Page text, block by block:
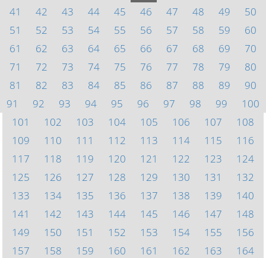
41
42 43 44 45 46 47 48 49
50
51
52 53 54 55 56 57 58 59
60
61
62 63 64 65 66 67 68 69
70
71
72 73 74 75 76 77 78 79
80
81
82 83 84 85 86 87 88 89
90
91
92 93 94 95 96 97 98 99
100
101
102 103 104 105 106 107
108
109
110 111 112 113 114 115
116
117
118 119 120 121 122 123
124
125
126 127 128 129 130 131
132
133
134 135 136 137 138 139
140
141
142 143 144 145 146 147
148
149
150 151 152 153 154 155
156
157
158 159 160 161 162 163
164